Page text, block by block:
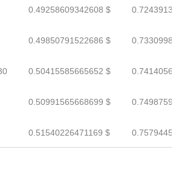
0.49258609342608 $
0.49850791522686 $
0.50415585665652 $
0.50991565668699 $
0.51540226471169 $